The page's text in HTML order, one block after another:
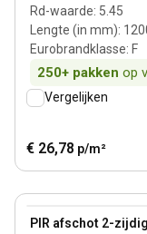
Rd-waarde: 5.45
Lengte (in mm):
Eurobrandklasse: F
250+ pakken op
Vergelijken
€ 26,78 p/m²
PIR afschot 2-
View product